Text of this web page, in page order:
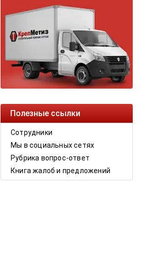
Полезные ссылки
Сотрудники
Мы в социальных сетях
Рубрика вопрос-ответ
Книга жалоб и предложений